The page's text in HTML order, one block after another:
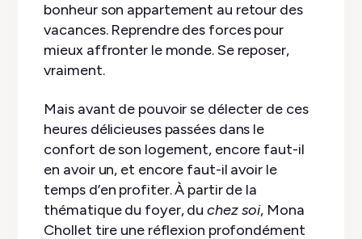
bonheur son appartement au retour des
vacances. Reprendre des forces pour
mieux affronter le monde. Se reposer,
vraiment.
Mais avant de pouvoir se délecter de ces
heures délicieuses passées dans le
confort de son logement, encore faut-il
en avoir un, et encore faut-il avoir le
temps d’en profiter. À partir de la
thématique du foyer, duchez soi, Mona
Chollet tire une réflexion profondément